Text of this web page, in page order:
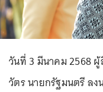
วันที่ 3 มีนาคม 2568
วัตร นายกรัฐมนตรี ล